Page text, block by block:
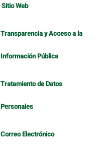
Sitio Web
Transparencia y Acceso a la
Información Pública
Tratamiento de Datos
Personales
Correo Electrónico